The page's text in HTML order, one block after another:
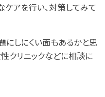
アを行い、対策してみて
しにくい面もあるかと思
クリニックなどに相談に